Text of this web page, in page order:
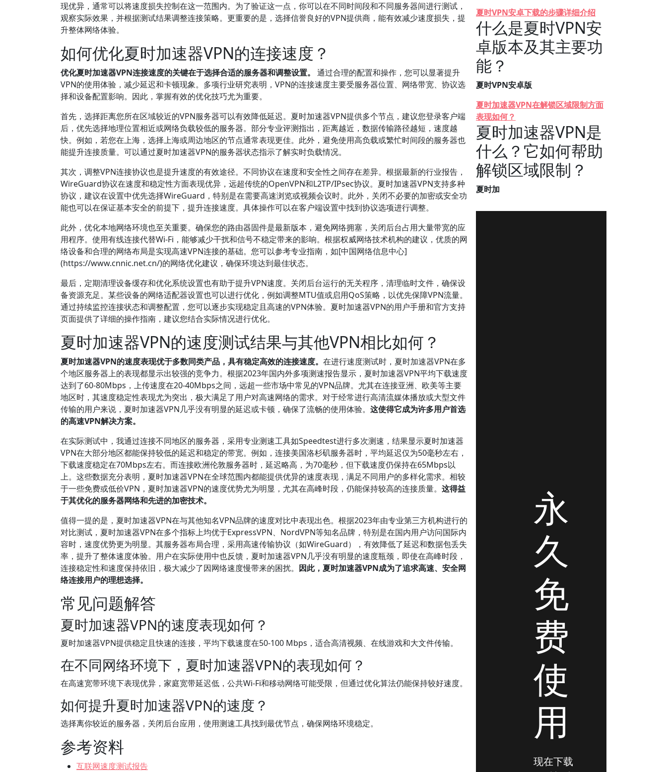
现优异，通常可以将速度损失控制在这一范围内。为了验证这一点，你可以在不同时间段和不同服务器间进行测试，
观察实际效果，并根据测试结果调整连接策略。更重要的是，选择信誉良好的VPN提供商，能有效减少速度损失，提
升整体网络体验。
如何优化夏时加速器VPN的连接速度？
优化夏时加速器VPN连接速度的关键在于选择合适的服务器和调整设置。
通过合理的配置和操作，您可以显著提升
VPN的使用体验，减少延迟和卡顿现象。多项行业研究表明，VPN的连接速度主要受服务器位置、网络带宽、协议选
择和设备配置影响。因此，掌握有效的优化技巧尤为重要。
首先，选择距离您所在区域较近的VPN服务器可以有效降低延迟。夏时加速器VPN提供多个节点，建议您登录客户端
后，优先选择地理位置相近或网络负载较低的服务器。部分专业评测指出，距离越近，数据传输路径越短，速度越
快。例如，若您在上海，选择上海或周边地区的节点通常表现更佳。此外，避免使用高负载或繁忙时间段的服务器也
能提升连接质量。可以通过夏时加速器VPN的服务器状态指示了解实时负载情况。
其次，调整VPN连接协议也是提升速度的有效途径。不同协议在速度和安全性之间存在差异。根据最新的行业报告，
WireGuard协议在速度和稳定性方面表现优异，远超传统的OpenVPN和L2TP/IPsec协议。夏时加速器VPN支持多种
协议，建议在设置中优先选择WireGuard，特别是在需要高速浏览或视频会议时。此外，关闭不必要的加密或安全功
能也可以在保证基本安全的前提下，提升连接速度。具体操作可以在客户端设置中找到协议选项进行调整。
此外，优化本地网络环境也至关重要。确保您的路由器固件是最新版本，避免网络拥塞，关闭后台占用大量带宽的应
用程序。使用有线连接代替Wi-Fi，能够减少干扰和信号不稳定带来的影响。根据权威网络技术机构的建议，优质的网
络设备和合理的网络布局是实现高速VPN连接的基础。您可以参考专业指南，如[中国网络信息中心]
(https://www.cnnic.net.cn/)的网络优化建议，确保环境达到最佳状态。
最后，定期清理设备缓存和优化系统设置也有助于提升VPN速度。关闭后台运行的无关程序，清理临时文件，确保设
备资源充足。某些设备的网络适配器设置也可以进行优化，例如调整MTU值或启用QoS策略，以优先保障VPN流量。
通过持续监控连接状态和调整配置，您可以逐步实现稳定且高速的VPN体验。夏时加速器VPN的用户手册和官方支持
页面提供了详细的操作指南，建议您结合实际情况进行优化。
夏时加速器VPN的速度测试结果与其他VPN相比如何？
夏时加速器VPN的速度表现优于多数同类产品，具有稳定高效的连接速度。 在进行速度测试时，夏时加速器VPN在多
个地区服务器上的表现都显示出较强的竞争力。根据2023年国内外多项测速报告显示，夏时加速器VPN平均下载速度
达到了60-80Mbps，上传速度在20-40Mbps之间，远超一些市场中常见的VPN品牌。尤其在连接亚洲、欧美等主要
地区时，其速度稳定性表现尤为突出，极大满足了用户对高速网络的需求。对于经常进行高清流媒体播放或大型文件
传输的用户来说，夏时加速器VPN几乎没有明显的延迟或卡顿，确保了流畅的使用体验。 这使得它成为许多用户首选
的高速VPN解决方案。
在实际测试中，我通过连接不同地区的服务器，采用专业测速工具如Speedtest进行多次测速，结果显示夏时加速器
VPN在大部分地区都能保持较低的延迟和稳定的带宽。例如，连接美国洛杉矶服务器时，平均延迟仅为50毫秒左右，
下载速度稳定在70Mbps左右。而连接欧洲伦敦服务器时，延迟略高，为70毫秒，但下载速度仍保持在65Mbps以
上。这些数据充分表明，夏时加速器VPN在全球范围内都能提供优异的速度表现，满足不同用户的多样化需求。相较
于一些免费或低价VPN，夏时加速器VPN的速度优势尤为明显，尤其在高峰时段，仍能保持较高的连接质量。 这得益
于其优化的服务器网络和先进的加密技术。
值得一提的是，夏时加速器VPN在与其他知名VPN品牌的速度对比中表现出色。根据2023年由专业第三方机构进行的
对比测试，夏时加速器VPN在多个指标上均优于ExpressVPN、NordVPN等知名品牌，特别是在国内用户访问国际内
容时，速度优势更为明显。其服务器布局合理，采用高速传输协议（如WireGuard），有效降低了延迟和数据包丢失
率，提升了整体速度体验。用户在实际使用中也反馈，夏时加速器VPN几乎没有明显的速度瓶颈，即使在高峰时段，
连接稳定性和速度保持依旧，极大减少了因网络速度慢带来的困扰。 因此，夏时加速器VPN成为了追求高速、安全网
络连接用户的理想选择。
常见问题解答
夏时加速器VPN的速度表现如何？
夏时加速器VPN提供稳定且快速的连接，平均下载速度在50-100 Mbps，适合高清视频、在线游戏和大文件传输。
在不同网络环境下，夏时加速器VPN的表现如何？
在高速宽带环境下表现优异，家庭宽带延迟低，公共Wi-Fi和移动网络可能受限，但通过优化算法仍能保持较好速度。
如何提升夏时加速器VPN的速度？
选择离你较近的服务器，关闭后台应用，使用测速工具找到最优节点，确保网络环境稳定。
参考资料
互联网速度测试报告
夏时VPN安卓下载的步骤详细介绍
什么是夏时VPN安
卓版本及其主要功
能？
夏时VPN安卓版
夏时加速器VPN在解锁区域限制方面
表现如何？
夏时加速器VPN是
什么？它如何帮助
解锁区域限制？
夏时加
永
久
免
费
使
用
现在下载